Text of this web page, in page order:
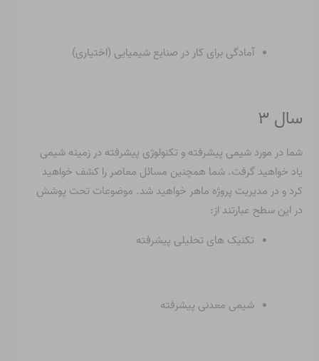
آمادگی برای کار در صنایع شیمیایی (اختیاری)
سال ۳
شما در مورد شیمی پیشرفته و تکنولوژی پیشرفته در زمینه شیمی
یاد خواهید گرفت. شما همچنین مسائل معاصر را کشف خواهید
کرد و در مدیریت پروژه ماهر خواهید شد. موضوعات تحت پوشش
در این سطح عبارتند از:
تکنیک های تحلیلی پیشرفته
شیمی معدنی پیشرفته